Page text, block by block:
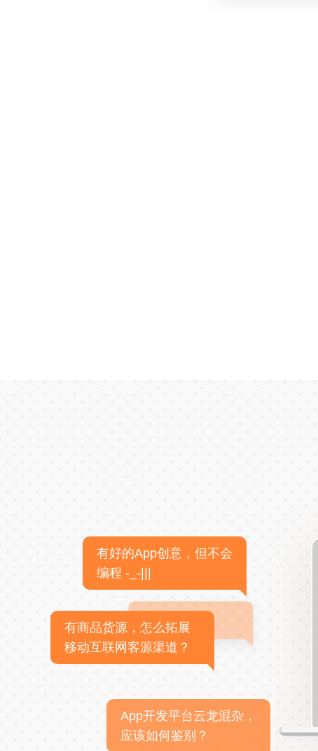
有好的App创意，但不会
编程 -_-|||
有商品货源，怎么拓展
移动互联网客源渠道？
App开发平台云龙混杂，
应该如何鉴别？